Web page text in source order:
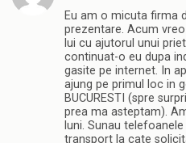
Eu am o micuta firma
prezentare. Acum
lui cu ajutorul unui
continuat-o eu dupa
gasite pe internet. In
ajung pe primul loc in
BUCURESTI (spre
prea ma asteptam).
luni. Sunau
transport la cate